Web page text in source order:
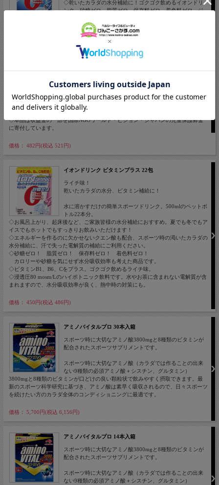
◇乾いたカラダの水分補給に！ゴクゴク飲めるイオンドリ
ンク。砂糖ゼロ、脂質ゼロ、保存料ゼロ、着色料ゼロ。ジ
チャージ。渇いたカラダの水分補給、汗で失った電解質の補給にご利用ください。
また、エネルギーを作るのに欠かせないクエン酸も配合しています。
コスパが良いというお声を多くいただいております。使いやすいスティック状の顆
粒タイプで500mlのペットボトルにサッと溶かすだけのちょうどよい分量サイズで
◇カロリーや砂糖を気にせず水分吸収効率も考えた商品です
水のように、ごくごく飲むタイプなのでカロリーは気になります。カロリーは、
500mlペットボトルあたり10kcalを切る設計となっております。
◇ 浸透圧80 mosm/Lのハイポトニック飲料です
水やお茶に含まれない電解質が含まれますので、水分吸収効率が良く、熱中時の対
策にも。しかも砂糖は含まれていないので砂糖を控えている方におススメです。
◇本品は収益金の一部を国際NGOワールド・ビジョン・ジャパンの児童保護募金
に寄付しています。
価格： 482円(税込 521円)
イオンドリンク ビタミンプラス 22包
ライチ味！
乾いたカラダの水分、ビタミン補給に！
水に溶かすだけの簡単スポーツドリンク。500mlのペットボ
トル22本分。
◇お風呂上がり、起床後など、ご家族皆様の水分補給におすすめ。夏でも冬でもア
イスでもホットでもすっきりお飲みいただけます！
◇エネルギーを作るのに欠かせないクエン酸も配合、スポーツ時の渇いたカラダの
水分補給に、汗で失った電解質の補給にご利用ください。
◇砂糖ゼロ！ 脂質ゼロ！ 保存料ゼロ！ 着色料ゼロ！
カロリーや砂糖を気にせず水分吸収効率も考えた商品です。
◇ビタミンB1、B6、Cをプラス。ゴクゴク飲めるライチ味。
◇浸透圧80 mosm/Lのハイポトニック飲料です。水やお茶に含まれない電解質が含
まれますので、水分吸収効率が良く、熱中時の対策にも。
価格： 450円(税込 486円)
アミノバイタルプロ 30本入箱
スポーツ時に大切なアミノ酸3800mgと8種類のビタミンが
配合されたスポーツサプリメントです。
スポーツ時に大切なアミノ酸（カラダでは作ることの出来
ない9種類の必須アミノ酸＋シスチン、グルタミン）
3800mgと8種類のビタミンが口どけの良い顆粒状で飲みやすく摂取できます。最
新のスポーツ科学研究に基づき、アミノ酸は素早く吸収されるので、日々スポーツ
を続けたい方のカラダ全体のコンディショニングに最適です。
価格： 5,700円(税込 6,156円)
アミノバイタルプロ 14本入箱
スポーツ時に大切なアミノ酸3800mgと8種類のビタミンが
配合されたスポーツサプリメントです。
スポーツ時に大切なアミノ酸（カラダでは作ることの出来
ない9種類の必須アミノ酸＋シスチン、グルタミン）